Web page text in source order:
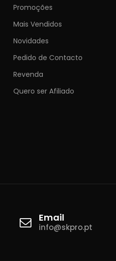
Promoções
Mais Vendidos
Novidades
Pedido de Contacto
Revenda
Quero ser Afiliado
Email
info@skpro.pt